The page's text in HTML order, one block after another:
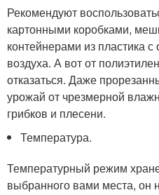
Рекомендуют
картонными коробками,
контейнерами из пластика
воздуха. А вот от
отказаться. Даже
урожай от чрезмерной
грибков и плесени.
Температура.
Температурный режим
выбранного вами места,